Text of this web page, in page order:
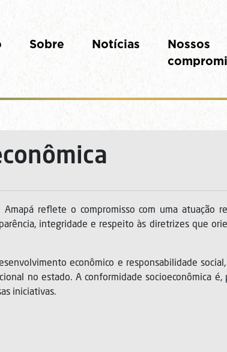
Sobre Notícias
Nossos
reflete o compromisso com uma atuação
integridade e respeito às diretrizes que
econômico e responsabilidade
no estado. A conformidade socioeconômica
iniciativas.